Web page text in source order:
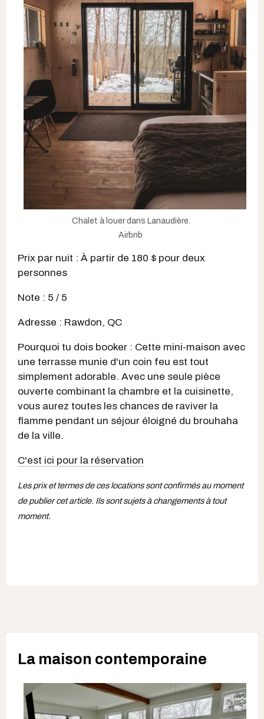
Chalet à louer dans Lanaudière.
Airbnb
Prix par nuit : À partir de 180 $ pour deux
personnes
Note : 5 / 5
Adresse : Rawdon, QC
Pourquoi tu dois booker : Cette mini-maison avec
une terrasse munie d'un coin feu est tout
simplement adorable. Avec une seule pièce
ouverte combinant la chambre et la cuisinette,
vous aurez toutes les chances de raviver la
flamme pendant un séjour éloigné du brouhaha
de la ville.
C'est ici pour la réservation
Les prix et termes de ces locations sont confirmés au moment
de publier cet article. Ils sont sujets à changements à tout
moment.
La maison contemporaine